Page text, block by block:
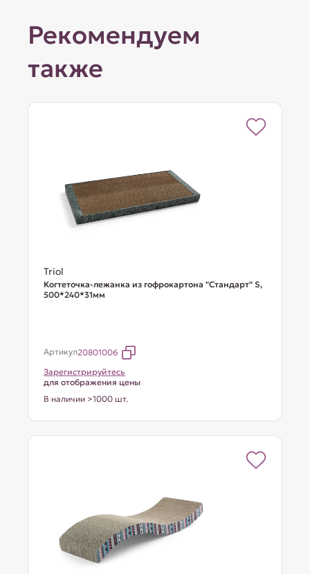
Рекомендуем
также
Triol
Когтеточка-лежанка из гофрокартона "Стандарт" S,
500*240*31мм
Артикул20801006
Зарегистрируйтесь
для отображения цены
В наличии >1000 шт.